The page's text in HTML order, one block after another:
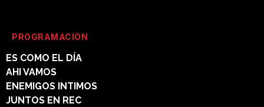
PROGRAMACIÓN
ES COMO EL DÍA
AHI VAMOS
ENEMIGOS INTIMOS
JUNTOS EN REC